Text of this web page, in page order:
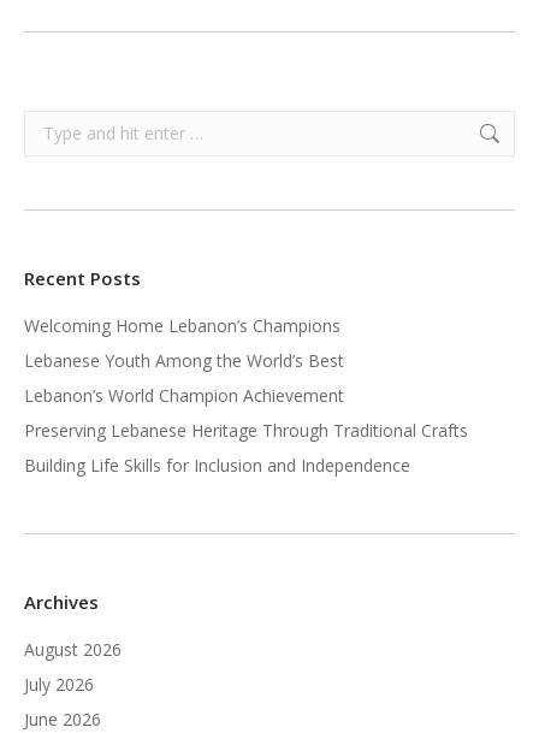
Search:
Recent Posts
Welcoming Home Lebanon’s Champions
Lebanese Youth Among the World’s Best
Lebanon’s World Champion Achievement
Preserving Lebanese Heritage Through Traditional Crafts
Building Life Skills for Inclusion and Independence
Archives
August 2026
July 2026
June 2026